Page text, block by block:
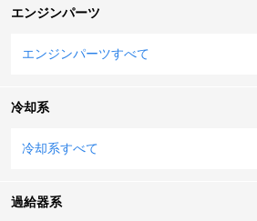
エンジンパーツ
エンジンパーツすべて
冷却系
冷却系すべて
過給器系